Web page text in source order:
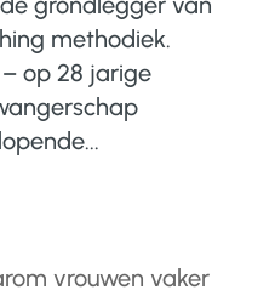
methodiek.
op 28 jarige
vrouwen vaker